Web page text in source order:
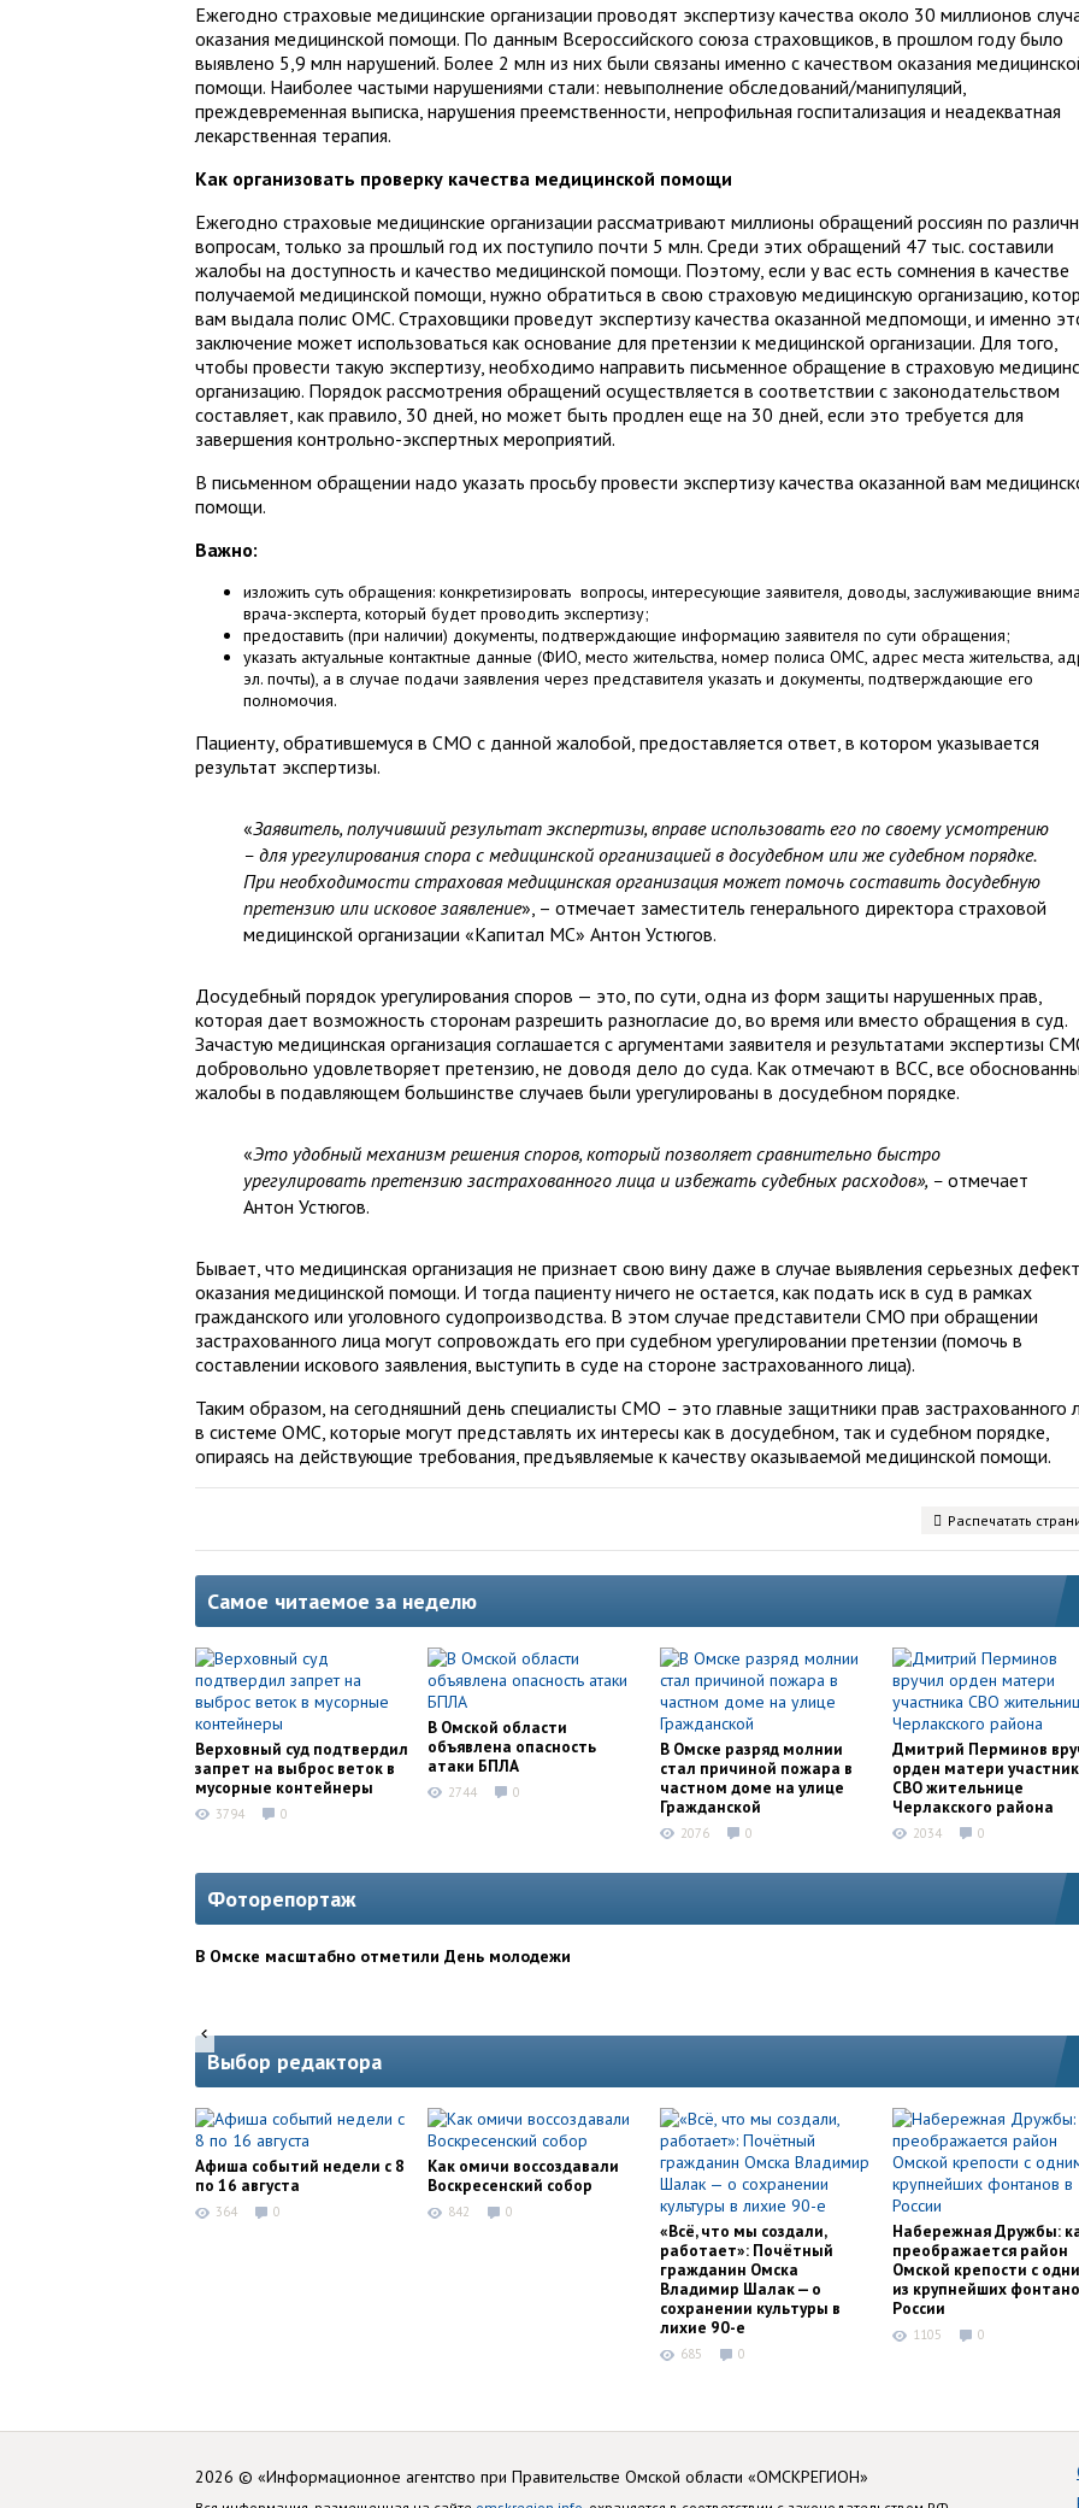
Ежегодно страховые медицинские организации проводят экспертизу качества около 30 миллионов
оказания медицинской помощи. По данным Всероссийского союза страховщиков, в прошлом году было
выявлено 5,9 млн нарушений. Более 2 млн из них были связаны именно с качеством оказания
помощи. Наиболее частыми нарушениями стали: невыполнение обследований/манипуляций,
преждевременная выписка, нарушения преемственности, непрофильная госпитализация и неадекватная
лекарственная терапия.
Как организовать проверку качества медицинской помощи
Ежегодно страховые медицинские организации рассматривают миллионы обращений россиян по
вопросам, только за прошлый год их поступило почти 5 млн. Среди этих обращений 47 тыс. составили
жалобы на доступность и качество медицинской помощи. Поэтому, если у вас есть сомнения в качестве
получаемой медицинской помощи, нужно обратиться в свою страховую медицинскую организацию,
вам выдала полис ОМС. Страховщики проведут экспертизу качества оказанной медпомощи, и именно
заключение может использоваться как основание для претензии к медицинской организации. Для того,
чтобы провести такую экспертизу, необходимо направить письменное обращение в страховую
организацию. Порядок рассмотрения обращений осуществляется в соответствии с законодательством
составляет, как правило, 30 дней, но может быть продлен еще на 30 дней, если это требуется для
завершения контрольно-экспертных мероприятий.
В письменном обращении надо указать просьбу провести экспертизу качества оказанной вам
помощи.
Важно:
изложить суть обращения: конкретизировать вопросы, интересующие заявителя, доводы, заслуживающие
врача-эксперта, который будет проводить экспертизу;
предоставить (при наличии) документы, подтверждающие информацию заявителя по сути обращения;
указать актуальные контактные данные (ФИО, место жительства, номер полиса ОМС, адрес места жительства,
эл. почты), а в случае подачи заявления через представителя указать и документы, подтверждающие его
полномочия.
Пациенту, обратившемуся в СМО с данной жалобой, предоставляется ответ, в котором указывается
результат экспертизы.
«Заявитель, получивший результат экспертизы, вправе использовать его по своему усмотрению
– для урегулирования спора с медицинской организацией в досудебном или же судебном порядке.
При необходимости страховая медицинская организация может помочь составить досудебную
претензию или исковое заявление», – отмечает заместитель генерального директора страховой
медицинской организации «Капитал МС» Антон Устюгов.
Досудебный порядок урегулирования споров — это, по сути, одна из форм защиты нарушенных прав,
которая дает возможность сторонам разрешить разногласие до, во время или вместо обращения в суд.
Зачастую медицинская организация соглашается с аргументами заявителя и результатами экспертизы
добровольно удовлетворяет претензию, не доводя дело до суда. Как отмечают в ВСС, все
жалобы в подавляющем большинстве случаев были урегулированы в досудебном порядке.
«Это удобный механизм решения споров, который позволяет сравнительно быстро
урегулировать претензию застрахованного лица и избежать судебных расходов», – отмечает
Антон Устюгов.
Бывает, что медицинская организация не признает свою вину даже в случае выявления серьезных
оказания медицинской помощи. И тогда пациенту ничего не остается, как подать иск в суд в рамках
гражданского или уголовного судопроизводства. В этом случае представители СМО при обращении
застрахованного лица могут сопровождать его при судебном урегулировании претензии (помочь в
составлении искового заявления, выступить в суде на стороне застрахованного лица).
Таким образом, на сегодняшний день специалисты СМО – это главные защитники прав застрахованного
в системе ОМС, которые могут представлять их интересы как в досудебном, так и судебном порядке,
опираясь на действующие требования, предъявляемые к качеству оказываемой медицинской помощи.
Распечатать
Самое читаемое за неделю
Верховный суд подтвердил
запрет на выброс веток в
мусорные контейнеры
3794 0
В Омской области
объявлена опасность
атаки БПЛА
2744 0
В Омске разряд молнии
стал причиной пожара в
частном доме на улице
Гражданской
2076 0
Дмитрий Перминов
орден матери
СВО жительнице
Черлакского района
2034 0
Фоторепортаж
В Омске масштабно отметили День молодежи
Выбор редактора
Афиша событий недели с 8
по 16 августа
364 0
Как омичи воссоздавали
Воскресенский собор
842 0
«Всё, что мы создали,
работает»: Почётный
гражданин Омска
Владимир Шалак — о
сохранении культуры в
лихие 90-е
685 0
Набережная Дружбы:
преображается район
Омской крепости с
из крупнейших
России
1105 0
2026 © «Информационное агентство при Правительстве Омской области «ОМСКРЕГИОН»